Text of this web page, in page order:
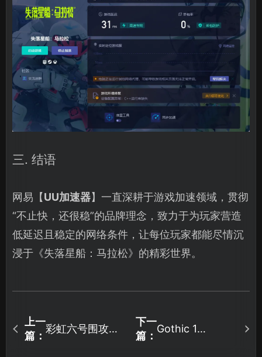
三. 结语
网易【UU加速器】一直深耕于游戏加速领域，贯彻
“不止快，还很稳”的品牌理念，致力于为玩家营造
低延迟且稳定的网络条件，让每位玩家都能尽情沉
浸于《失落星船：马拉松》的精彩世界。
上一
篇：
彩虹六号围攻加
下一
篇：
Gothic 1